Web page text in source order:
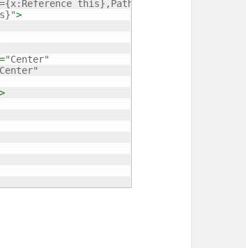
>
="Center"
un CardView en Xamarin Forms